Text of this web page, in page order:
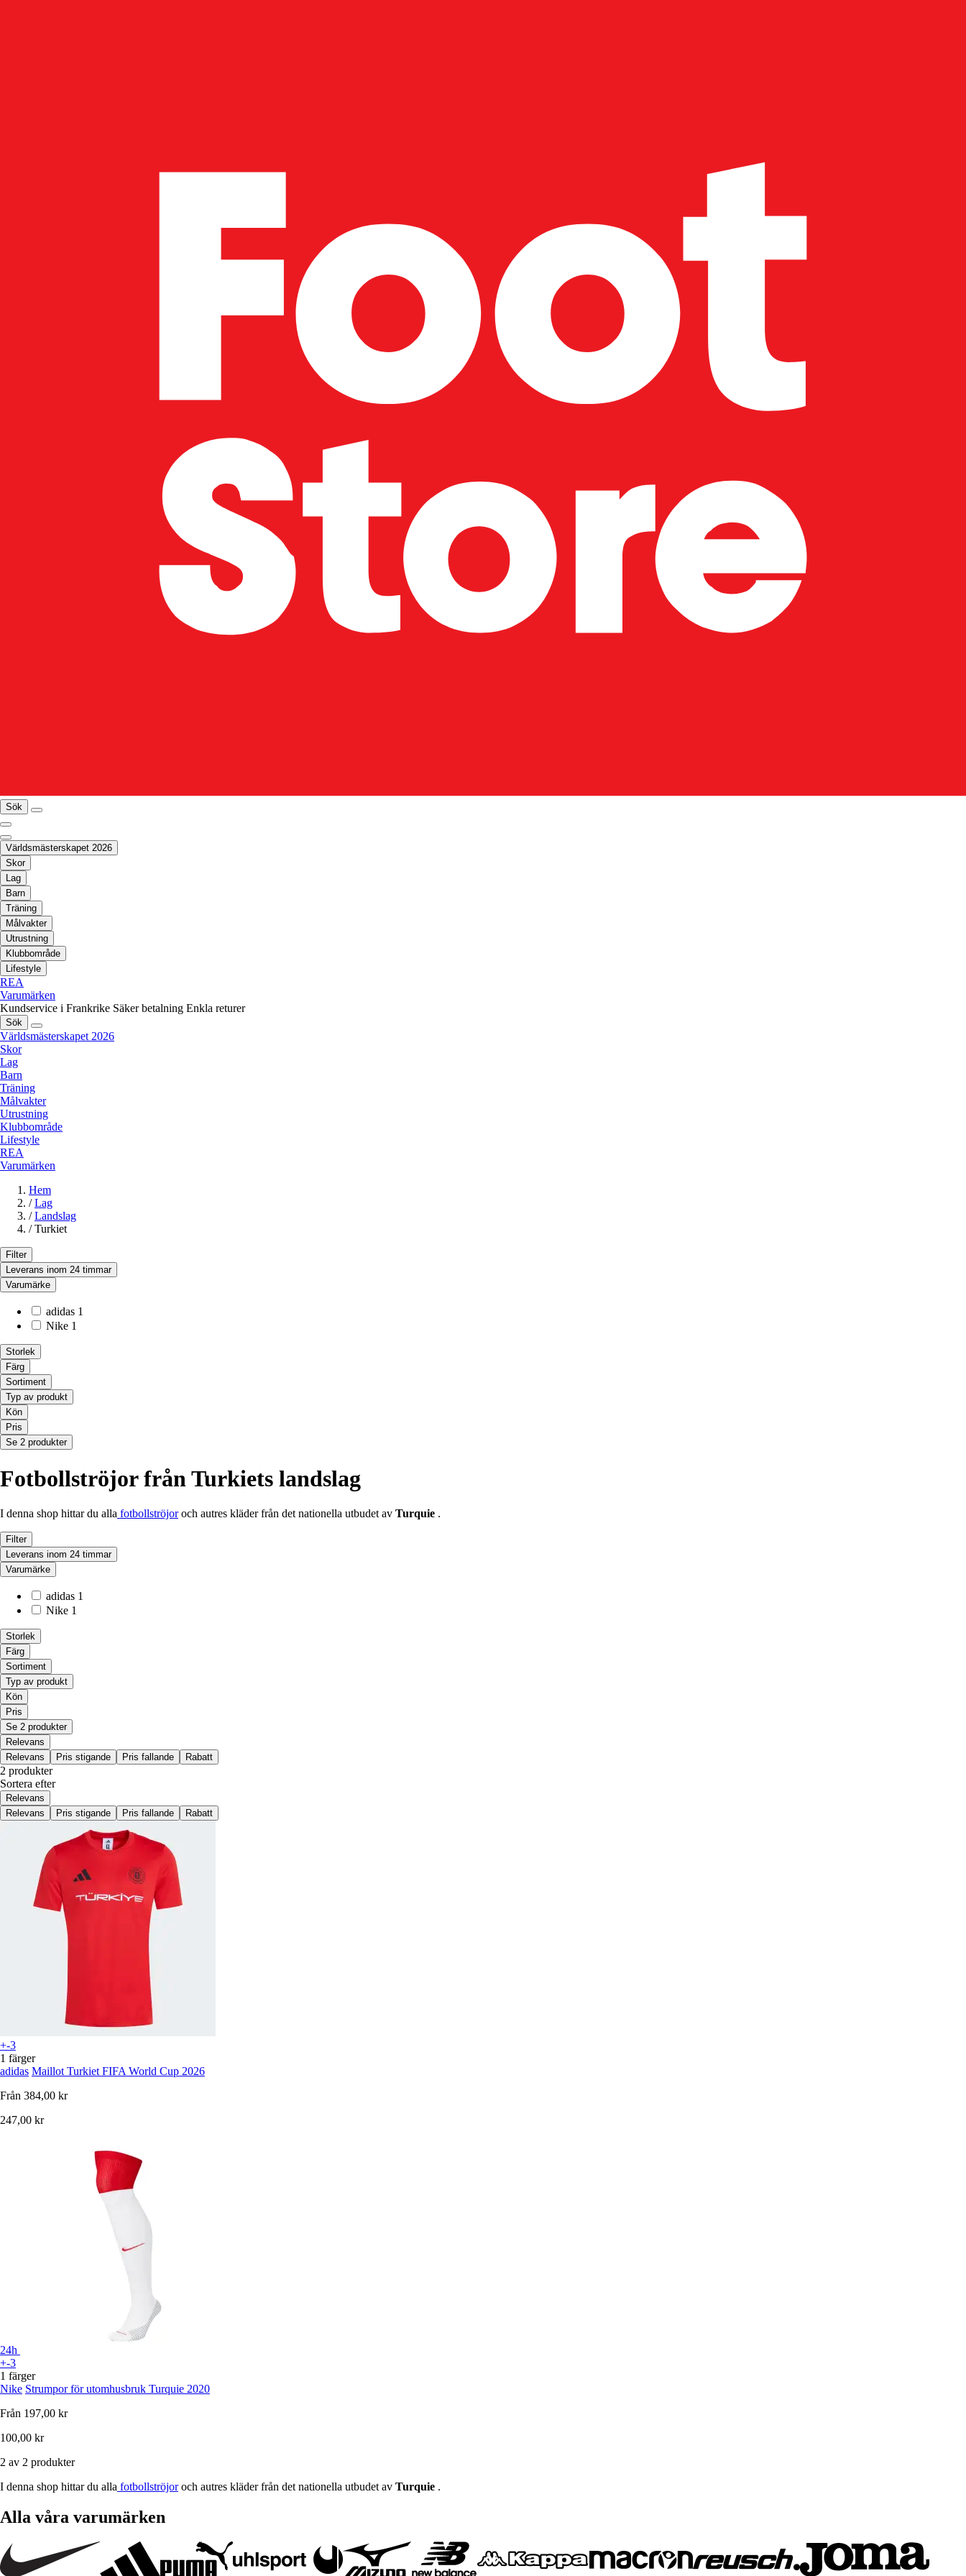
Sök
Världsmästerskapet 2026
Skor
Lag
Barn
Träning
Målvakter
Utrustning
Klubbområde
Lifestyle
REA
Varumärken
Kundservice i Frankrike Säker betalning Enkla returer
Sök
Världsmästerskapet 2026
Skor
Lag
Barn
Träning
Målvakter
Utrustning
Klubbområde
Lifestyle
REA
Varumärken
Hem
/ Lag
/ Landslag
/ Turkiet
Filter
Leverans inom 24 timmar
Varumärke
adidas 1
Nike 1
Storlek
Färg
Sortiment
Typ av produkt
Kön
Pris
Se 2 produkter
Fotbollströjor från Turkiets landslag
I denna shop hittar du alla fotbollströjoroch autres kläder från det nationella utbudet av Turquie .
Filter
Leverans inom 24 timmar
Varumärke
adidas 1
Nike 1
Storlek
Färg
Sortiment
Typ av produkt
Kön
Pris
Se 2 produkter
Relevans
Relevans
Pris stigande Pris fallande Rabatt
2 produkter
Sortera efter
Relevans
Relevans
Pris stigande Pris fallande Rabatt
+-3
1 färger
adidas Maillot Turkiet FIFA World Cup 2026
Från 384,00 kr
247,00 kr
24h
+-3
1 färger
Nike Strumpor för utomhusbruk Turquie 2020
Från 197,00 kr
100,00 kr
2 av 2 produkter
I denna shop hittar du alla fotbollströjoroch autres kläder från det nationella utbudet av Turquie .
Alla våra varumärken